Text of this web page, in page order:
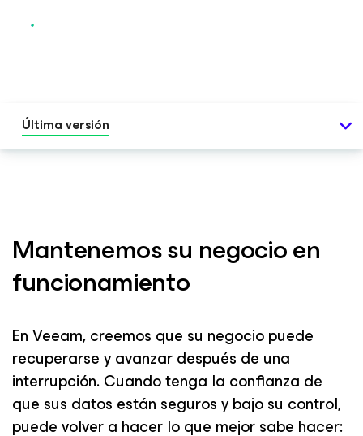
Última versión
Mantenemos su negocio en
funcionamiento
En Veeam, creemos que su negocio puede
recuperarse y avanzar después de una
interrupción. Cuando tenga la confianza de
que sus datos están seguros y bajo su control,
puede volver a hacer lo que mejor sabe hacer: